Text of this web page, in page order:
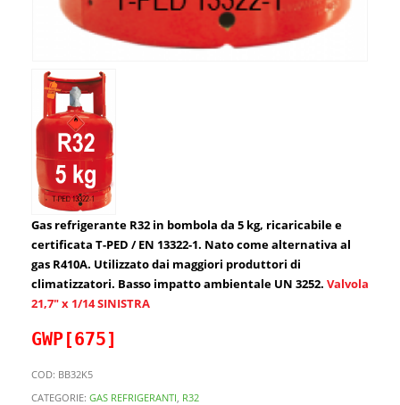
Gas refrigerante R32 in bombola da 5 kg, ricaricabile e
certificata T-PED / EN 13322-1. Nato come alternativa al
gas R410A. Utilizzato dai maggiori produttori di
climatizzatori. Basso impatto ambientale UN 3252. Valvola
21,7″ x 1/14 SINISTRA
GWP[675]
COD: BB32K5
CATEGORIE: GAS REFRIGERANTI R32